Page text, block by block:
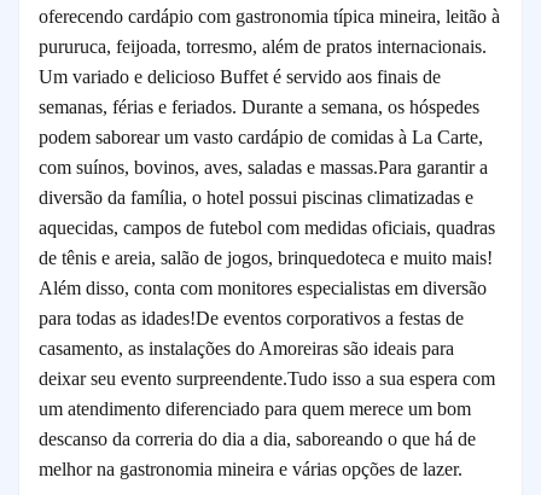
oferecendo cardápio com gastronomia típica mineira, leitão à
pururuca, feijoada, torresmo, além de pratos internacionais.
Um variado e delicioso Buffet é servido aos finais de
semanas, férias e feriados. Durante a semana, os hóspedes
podem saborear um vasto cardápio de comidas à La Carte,
com suínos, bovinos, aves, saladas e massas.Para garantir a
diversão da família, o hotel possui piscinas climatizadas e
aquecidas, campos de futebol com medidas oficiais, quadras
de tênis e areia, salão de jogos, brinquedoteca e muito mais!
Além disso, conta com monitores especialistas em diversão
para todas as idades!De eventos corporativos a festas de
casamento, as instalações do Amoreiras são ideais para
deixar seu evento surpreendente.Tudo isso a sua espera com
um atendimento diferenciado para quem merece um bom
descanso da correria do dia a dia, saboreando o que há de
melhor na gastronomia mineira e várias opções de lazer.